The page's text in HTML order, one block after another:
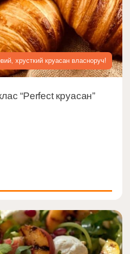
хрусткий круасан власноруч!
“Perfect круасан”